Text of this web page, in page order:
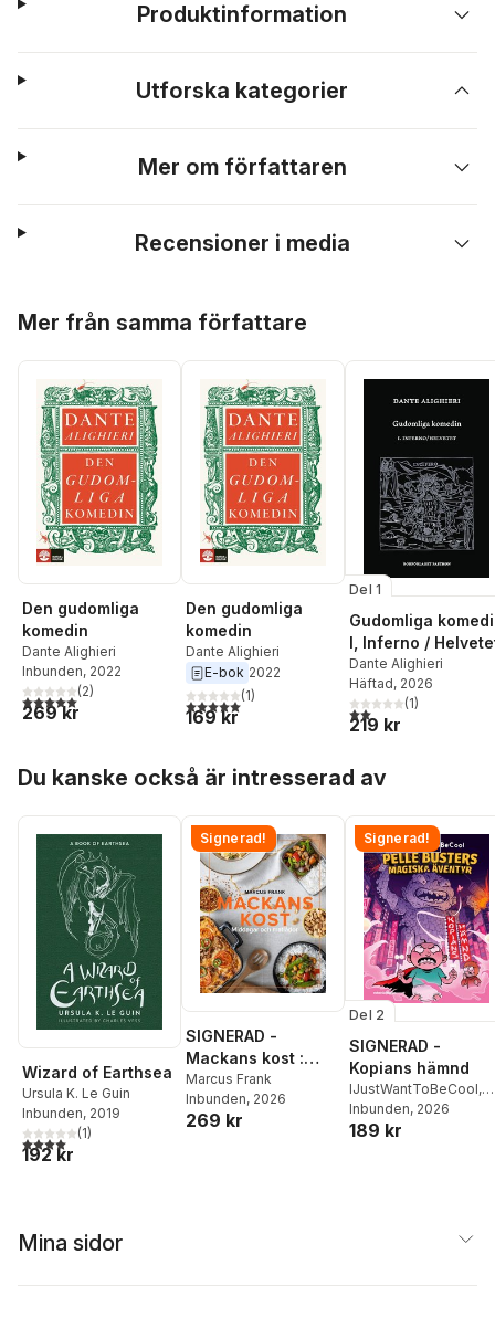
Produktinformation
Utforska kategorier
Mer om författaren
Recensioner i media
Mer från samma författare
Den gudomliga
komedin
Dante Alighieri
Inbunden, 2022
5,0utav 5 stjärnor. Totalt antal röster:
(2)
269 kr
Den gudomliga
komedin
Dante Alighieri
E-bok 2022
5,0utav 5 stjärnor. Totalt antal röster:
(1)
169 kr
Del 1
Gudomliga
I, Inferno /
Dante Alighieri
Häftad, 2026
2,0utav 5 stjärnor.
(1)
219 kr
Du kanske också är intresserad av
Wizard of Earthsea
Ursula K. Le Guin
Inbunden, 2019
4,0utav 5 stjärnor. Totalt antal röster:
(1)
192 kr
Signerad!
SIGNERAD -
Mackans kost :
Middagar och
matlådor
Marcus Frank
Inbunden, 2026
269 kr
Signerad!
Del 2
SIGNERAD -
Kopians hämnd
IJustWantToBeCool,
Joel Adolphson
Ejdemo Beer
Inbunden, 2026
189 kr
Mina sidor